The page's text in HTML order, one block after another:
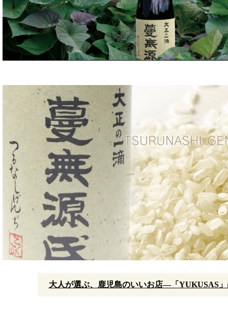
大人が選ぶ、鹿児島のいいお店—「YUKUSAS